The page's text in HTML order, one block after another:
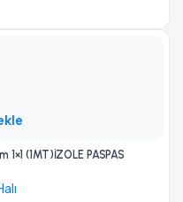
1×1 (1MT)İZOLE PASPAS